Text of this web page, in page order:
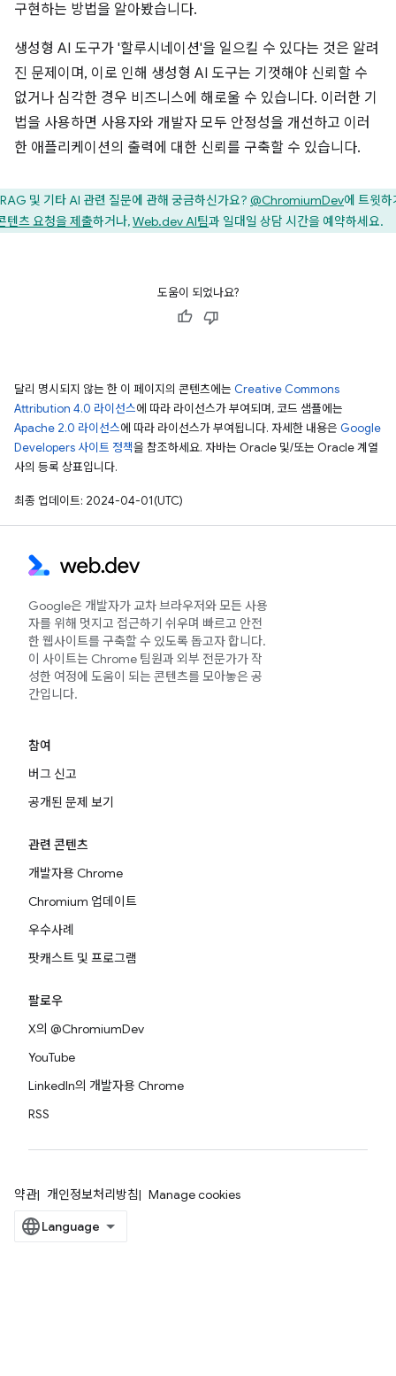
구현하는 방법을 알아봤습니다.
생성형 AI 도구가 '할루시네이션'을 일으킬 수 있다는 것은 알려
진 문제이며, 이로 인해 생성형 AI 도구는 기껏해야 신뢰할 수
없거나 심각한 경우 비즈니스에 해로울 수 있습니다. 이러한 기
법을 사용하면 사용자와 개발자 모두 안정성을 개선하고 이러
한 애플리케이션의 출력에 대한 신뢰를 구축할 수 있습니다.
RAG 및 기타 AI 관련 질문에 관해 궁금하신가요? @ChromiumDev에 트윗하
텐츠 요청을 제출하거나,Web.dev AI팀과 일대일 상담 시간을 예약하세요.
도움이 되었나요?
달리 명시되지 않는 한 이 페이지의 콘텐츠에는 Creative Commons
Attribution 4.0 라이선스에 따라 라이선스가 부여되며, 코드 샘플에는
Apache 2.0 라이선스에 따라 라이선스가 부여됩니다. 자세한 내용은 Google
Developers 사이트 정책을 참조하세요. 자바는 Oracle 및/또는 Oracle 계열
사의 등록 상표입니다.
최종 업데이트: 2024-04-01(UTC)
Google은 개발자가 교차 브라우저와 모든 사용
자를 위해 멋지고 접근하기 쉬우며 빠르고 안전
한 웹사이트를 구축할 수 있도록 돕고자 합니다.
이 사이트는 Chrome 팀원과 외부 전문가가 작
성한 여정에 도움이 되는 콘텐츠를 모아놓은 공
간입니다.
참여
버그 신고
공개된 문제 보기
관련 콘텐츠
개발자용 Chrome
Chromium 업데이트
우수사례
팟캐스트 및 프로그램
팔로우
X의 @ChromiumDev
YouTube
LinkedIn의 개발자용 Chrome
RSS
약관 개인정보처리방침 Manage cookies